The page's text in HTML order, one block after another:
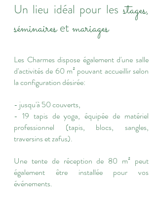
​Un lieu idéal pour les stages,
séminairesetmariages
Les Charmes dispose également d'une salle
d'activités de 60 m² pouvant accueillir selon
la configuration désirée:
- jusqu'à 50 couverts,
- 19 tapis de yoga, équipée de matériel
professionnel (tapis, blocs, sangles,
traversins et zafus).
Une tente de réception de 80 m² peut
également être installée pour vos
événements.